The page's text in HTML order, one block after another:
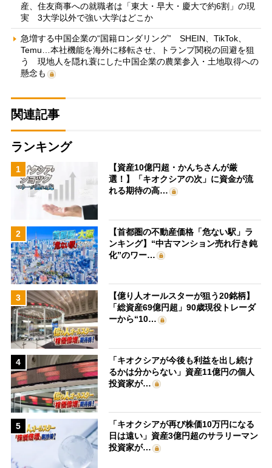
産、住友商事への就職者は「東大・早大・慶大で約6割」の現
実 3大学以外で強い大学はどこか
急増する中国企業の“国籍ロンダリング” SHEIN、TikTok、
Temu…本社機能を海外に移転させ、トランプ関税の回避を狙
う 現地人を隠れ蓑にした中国企業の農業参入・土地取得への
懸念も
関連記事
ランキング
1
【資産10億円超・かんちさんが厳
選！】「キオクシアの次」に資金が流
れる期待の高…
2
【首都圏の不動産価格「危ない駅」ラ
ンキング】“中古マンション売れ行き鈍
化”のワー…
3
【億り人オールスターが狙う20銘柄】
「総資産69億円超」90歳現役トレーダ
ーから“10…
4
「キオクシアが今後も利益を出し続け
るかは分からない」資産11億円の個人
投資家が…
5
「キオクシアが再び株価10万円になる
日は遠い」資産3億円超のサラリーマン
投資家が…